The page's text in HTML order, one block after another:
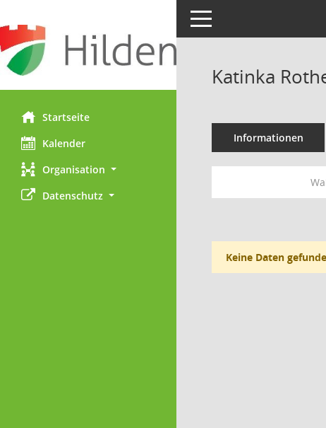
Startseite
Kalender
Organisation
Datenschutz
Toggle navigation
Katinka
Informationen
Keine Daten